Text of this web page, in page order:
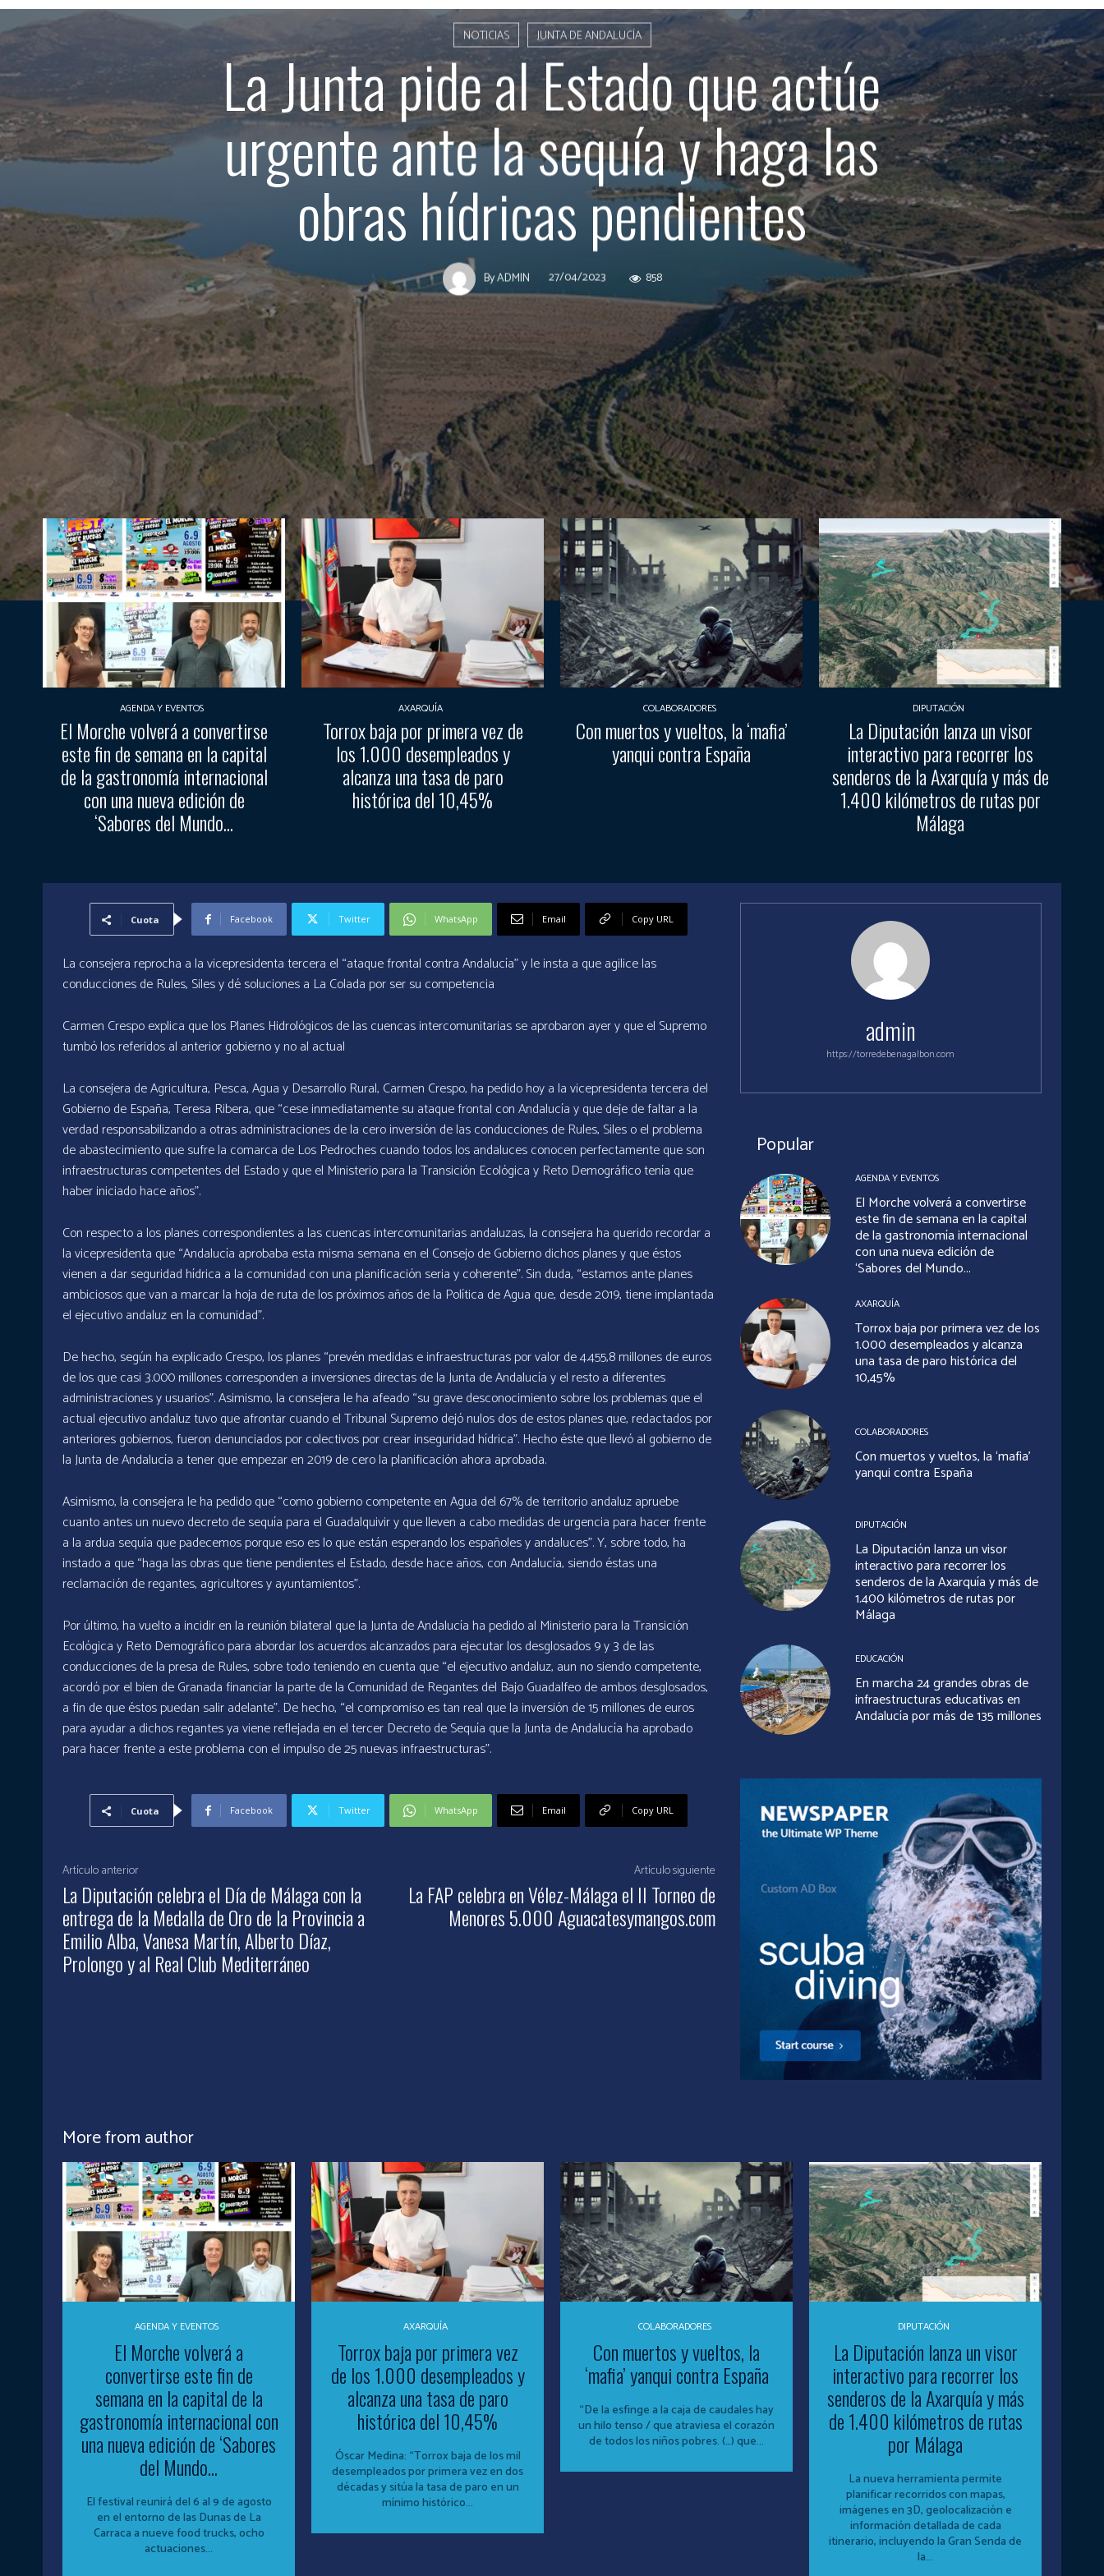
NOTICIAS JUNTA DE ANDALUCÍA
La Junta pide al Estado que actúe
urgente ante la sequía y haga las
obras hídricas pendientes
ByADMIN 27/04/2023 858
AGENDA Y EVENTOS
El Morche volverá a convertirse
este fin de semana en la capital
de la gastronomía internacional
con una nueva edición de
‘Sabores del Mundo...
AXARQUÍA
Torrox baja por primera vez de
los 1.000 desempleados y
alcanza una tasa de paro
histórica del 10,45%
COLABORADORES
Con muertos y vueltos, la ‘mafia’
yanqui contra España
DIPUTACIÓN
La Diputación lanza un visor
interactivo para recorrer los
senderos de la Axarquía y más de
1.400 kilómetros de rutas por
Málaga
Cuota Facebook Twitter WhatsApp Email Copy URL
La consejera reprocha a la vicepresidenta tercera el “ataque frontal contra Andalucía” y le insta a que agilice las
conducciones de Rules, Siles y dé soluciones a La Colada por ser su competencia
Carmen Crespo explica que los Planes Hidrológicos de las cuencas intercomunitarias se aprobaron ayer y que el Supremo
tumbó los referidos al anterior gobierno y no al actual
La consejera de Agricultura, Pesca, Agua y Desarrollo Rural, Carmen Crespo, ha pedido hoy a la vicepresidenta tercera del
Gobierno de España, Teresa Ribera, que “cese inmediatamente su ataque frontal con Andalucía y que deje de faltar a la
verdad responsabilizando a otras administraciones de la cero inversión de las conducciones de Rules, Siles o el problema
de abastecimiento que sufre la comarca de Los Pedroches cuando todos los andaluces conocen perfectamente que son
infraestructuras competentes del Estado y que el Ministerio para la Transición Ecológica y Reto Demográfico tenía que
haber iniciado hace años”.
Con respecto a los planes correspondientes a las cuencas intercomunitarias andaluzas, la consejera ha querido recordar a
la vicepresidenta que “Andalucía aprobaba esta misma semana en el Consejo de Gobierno dichos planes y que éstos
vienen a dar seguridad hídrica a la comunidad con una planificación seria y coherente”. Sin duda, “estamos ante planes
ambiciosos que van a marcar la hoja de ruta de los próximos años de la Política de Agua que, desde 2019, tiene implantada
el ejecutivo andaluz en la comunidad”.
De hecho, según ha explicado Crespo, los planes “prevén medidas e infraestructuras por valor de 4.455,8 millones de euros
de los que casi 3.000 millones corresponden a inversiones directas de la Junta de Andalucía y el resto a diferentes
administraciones y usuarios”. Asimismo, la consejera le ha afeado “su grave desconocimiento sobre los problemas que el
actual ejecutivo andaluz tuvo que afrontar cuando el Tribunal Supremo dejó nulos dos de estos planes que, redactados por
anteriores gobiernos, fueron denunciados por colectivos por crear inseguridad hídrica”. Hecho éste que llevó al gobierno de
la Junta de Andalucía a tener que empezar en 2019 de cero la planificación ahora aprobada.
Asimismo, la consejera le ha pedido que “como gobierno competente en Agua del 67% de territorio andaluz apruebe
cuanto antes un nuevo decreto de sequía para el Guadalquivir y que lleven a cabo medidas de urgencia para hacer frente
a la ardua sequía que padecemos porque eso es lo que están esperando los españoles y andaluces”. Y, sobre todo, ha
instado a que “haga las obras que tiene pendientes el Estado, desde hace años, con Andalucía, siendo éstas una
reclamación de regantes, agricultores y ayuntamientos”.
Por último, ha vuelto a incidir en la reunión bilateral que la Junta de Andalucía ha pedido al Ministerio para la Transición
Ecológica y Reto Demográfico para abordar los acuerdos alcanzados para ejecutar los desglosados 9 y 3 de las
conducciones de la presa de Rules, sobre todo teniendo en cuenta que “el ejecutivo andaluz, aun no siendo competente,
acordó por el bien de Granada financiar la parte de la Comunidad de Regantes del Bajo Guadalfeo de ambos desglosados,
a fin de que éstos puedan salir adelante”. De hecho, “el compromiso es tan real que la inversión de 15 millones de euros
para ayudar a dichos regantes ya viene reflejada en el tercer Decreto de Sequía que la Junta de Andalucía ha aprobado
para hacer frente a este problema con el impulso de 25 nuevas infraestructuras”.
Cuota Facebook Twitter WhatsApp Email Copy URL
Artículo anterior
La Diputación celebra el Día de Málaga con la
entrega de la Medalla de Oro de la Provincia a
Emilio Alba, Vanesa Martín, Alberto Díaz,
Prolongo y al Real Club Mediterráneo
Artículo siguiente
La FAP celebra en Vélez-Málaga el II Torneo de
Menores 5.000 Aguacatesymangos.com
admin
https://torredebenagalbon.com
Popular
AGENDA Y EVENTOS
El Morche volverá a convertirse
este fin de semana en la capital
de la gastronomía internacional
con una nueva edición de
‘Sabores del Mundo...
AXARQUÍA
Torrox baja por primera vez de los
1.000 desempleados y alcanza
una tasa de paro histórica del
10,45%
COLABORADORES
Con muertos y vueltos, la ‘mafia’
yanqui contra España
DIPUTACIÓN
La Diputación lanza un visor
interactivo para recorrer los
senderos de la Axarquía y más de
1.400 kilómetros de rutas por
Málaga
EDUCACIÓN
En marcha 24 grandes obras de
infraestructuras educativas en
Andalucía por más de 135 millones
More from author
AGENDA Y EVENTOS
El Morche volverá a
convertirse este fin de
semana en la capital de la
gastronomía internacional con
una nueva edición de ‘Sabores
del Mundo...
El festival reunirá del 6 al 9 de agosto
en el entorno de las Dunas de La
Carraca a nueve food trucks, ocho
actuaciones...
AXARQUÍA
Torrox baja por primera vez
de los 1.000 desempleados y
alcanza una tasa de paro
histórica del 10,45%
Óscar Medina: “Torrox baja de los mil
desempleados por primera vez en dos
décadas y sitúa la tasa de paro en un
mínimo histórico...
COLABORADORES
Con muertos y vueltos, la
‘mafia’ yanqui contra España
“De la esfinge a la caja de caudales hay
un hilo tenso / que atraviesa el corazón
de todos los niños pobres. (…) que...
DIPUTACIÓN
La Diputación lanza un visor
interactivo para recorrer los
senderos de la Axarquía y más
de 1.400 kilómetros de rutas
por Málaga
La nueva herramienta permite
planificar recorridos con mapas,
imágenes en 3D, geolocalización e
información detallada de cada
itinerario, incluyendo la Gran Senda de
la...